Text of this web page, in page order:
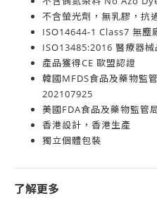
不含螢光劑，無乳膠，抗
ISO14644-1 Class7 無塵
ISO13485:2016 醫療器
產品獲得CE 歐盟認證
韓國MFDS食品及藥物監
202107925
美國FDA食品及藥物監管
香港設計，香港生產
獨立個體包裝
了解更多